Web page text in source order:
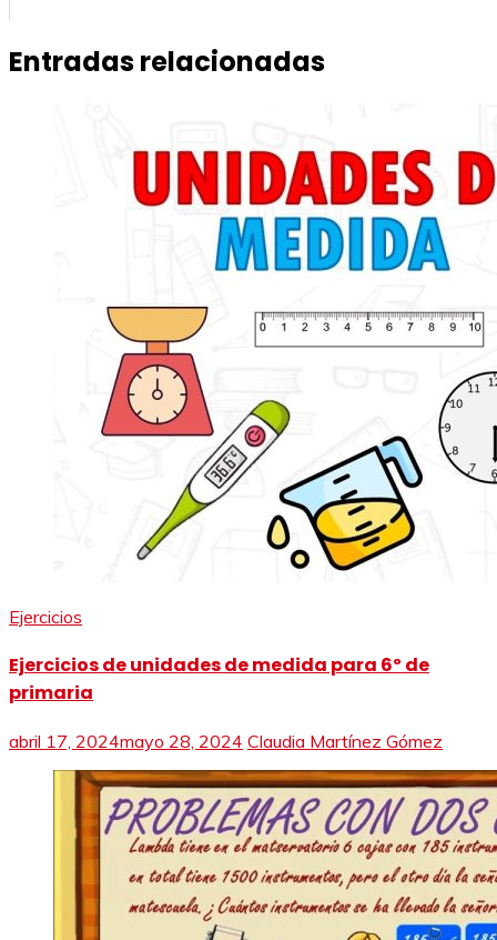
Entradas relacionadas
Ejercicios
Ejercicios de unidades de medida para 6º de
primaria
abril 17, 2024mayo 28, 2024 Claudia Martínez Gómez